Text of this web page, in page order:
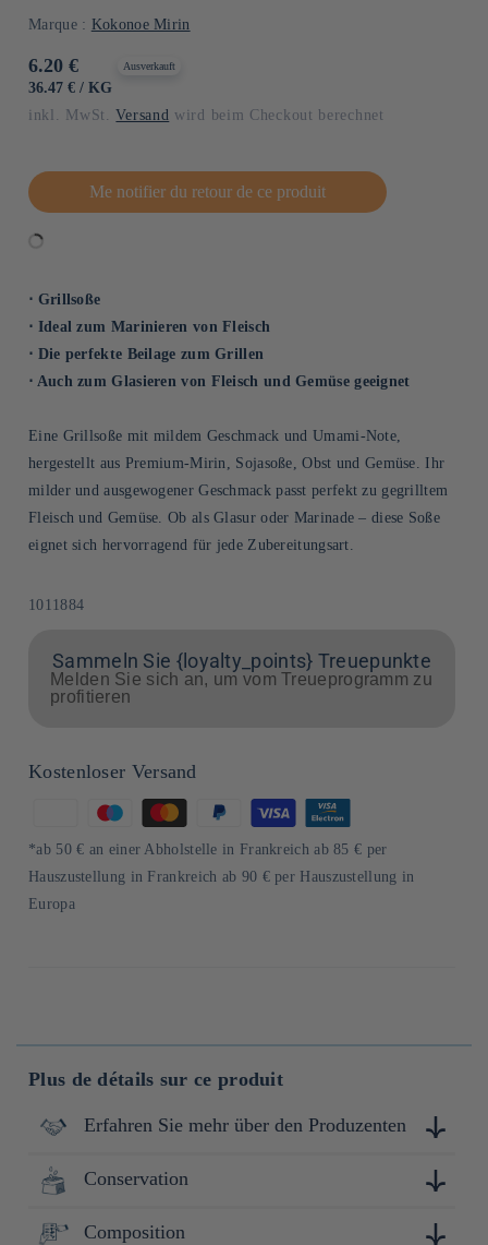
Marque : Kokonoe Mirin
Normaler
Preis
6.20 €
GRUNDPREIS
36.47 € / PRO
KG
Ausverkauft
inkl. MwSt.Versand wird beim Checkout berechnet
Me notifier du retour de ce produit
⋅ Grillsoße
⋅ Ideal zum Marinieren von Fleisch
⋅ Die perfekte Beilage zum Grillen
⋅ Auch zum Glasieren von Fleisch und Gemüse geeignet
Eine Grillsoße mit mildem Geschmack und Umami-Note,
hergestellt aus Premium-Mirin, Sojasoße, Obst und Gemüse. Ihr
milder und ausgewogener Geschmack passt perfekt zu gegrilltem
Fleisch und Gemüse. Ob als Glasur oder Marinade – diese Soße
eignet sich hervorragend für jede Zubereitungsart.
SKU:
1011884
Sammeln Sie {loyalty_points} Treuepunkte
Melden Sie sich an, um vom Treueprogramm zu
profitieren
Kostenloser Versand
Zahlungsmethoden
*ab 50 € an einer Abholstelle in Frankreich ab 85 € per
Hauszustellung in Frankreich ab 90 € per Hauszustellung in
Europa
Plus de détails sur ce produit
Erfahren Sie mehr über den Produzenten
Fondée en 1772, Kokonoe Mirin est l'une des brasseries de
mirin les plus anciennes et respectées du Japon. Depuis près
d'exception, créant un mirin selon des méthodes
Conservation
Conserver à l'abri de la lumière, de la chaleur et de
Composition